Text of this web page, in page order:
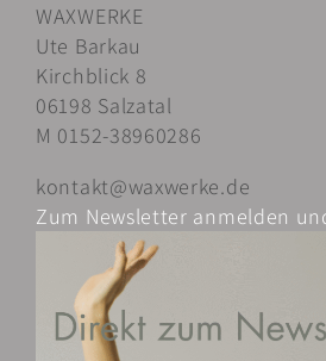
WAXWERKE
Ute Barkau
Kirchblick 8
06198 Salzatal
M 0152-38960286
kontakt@waxwerke.de
Zum Newsletter anmelden